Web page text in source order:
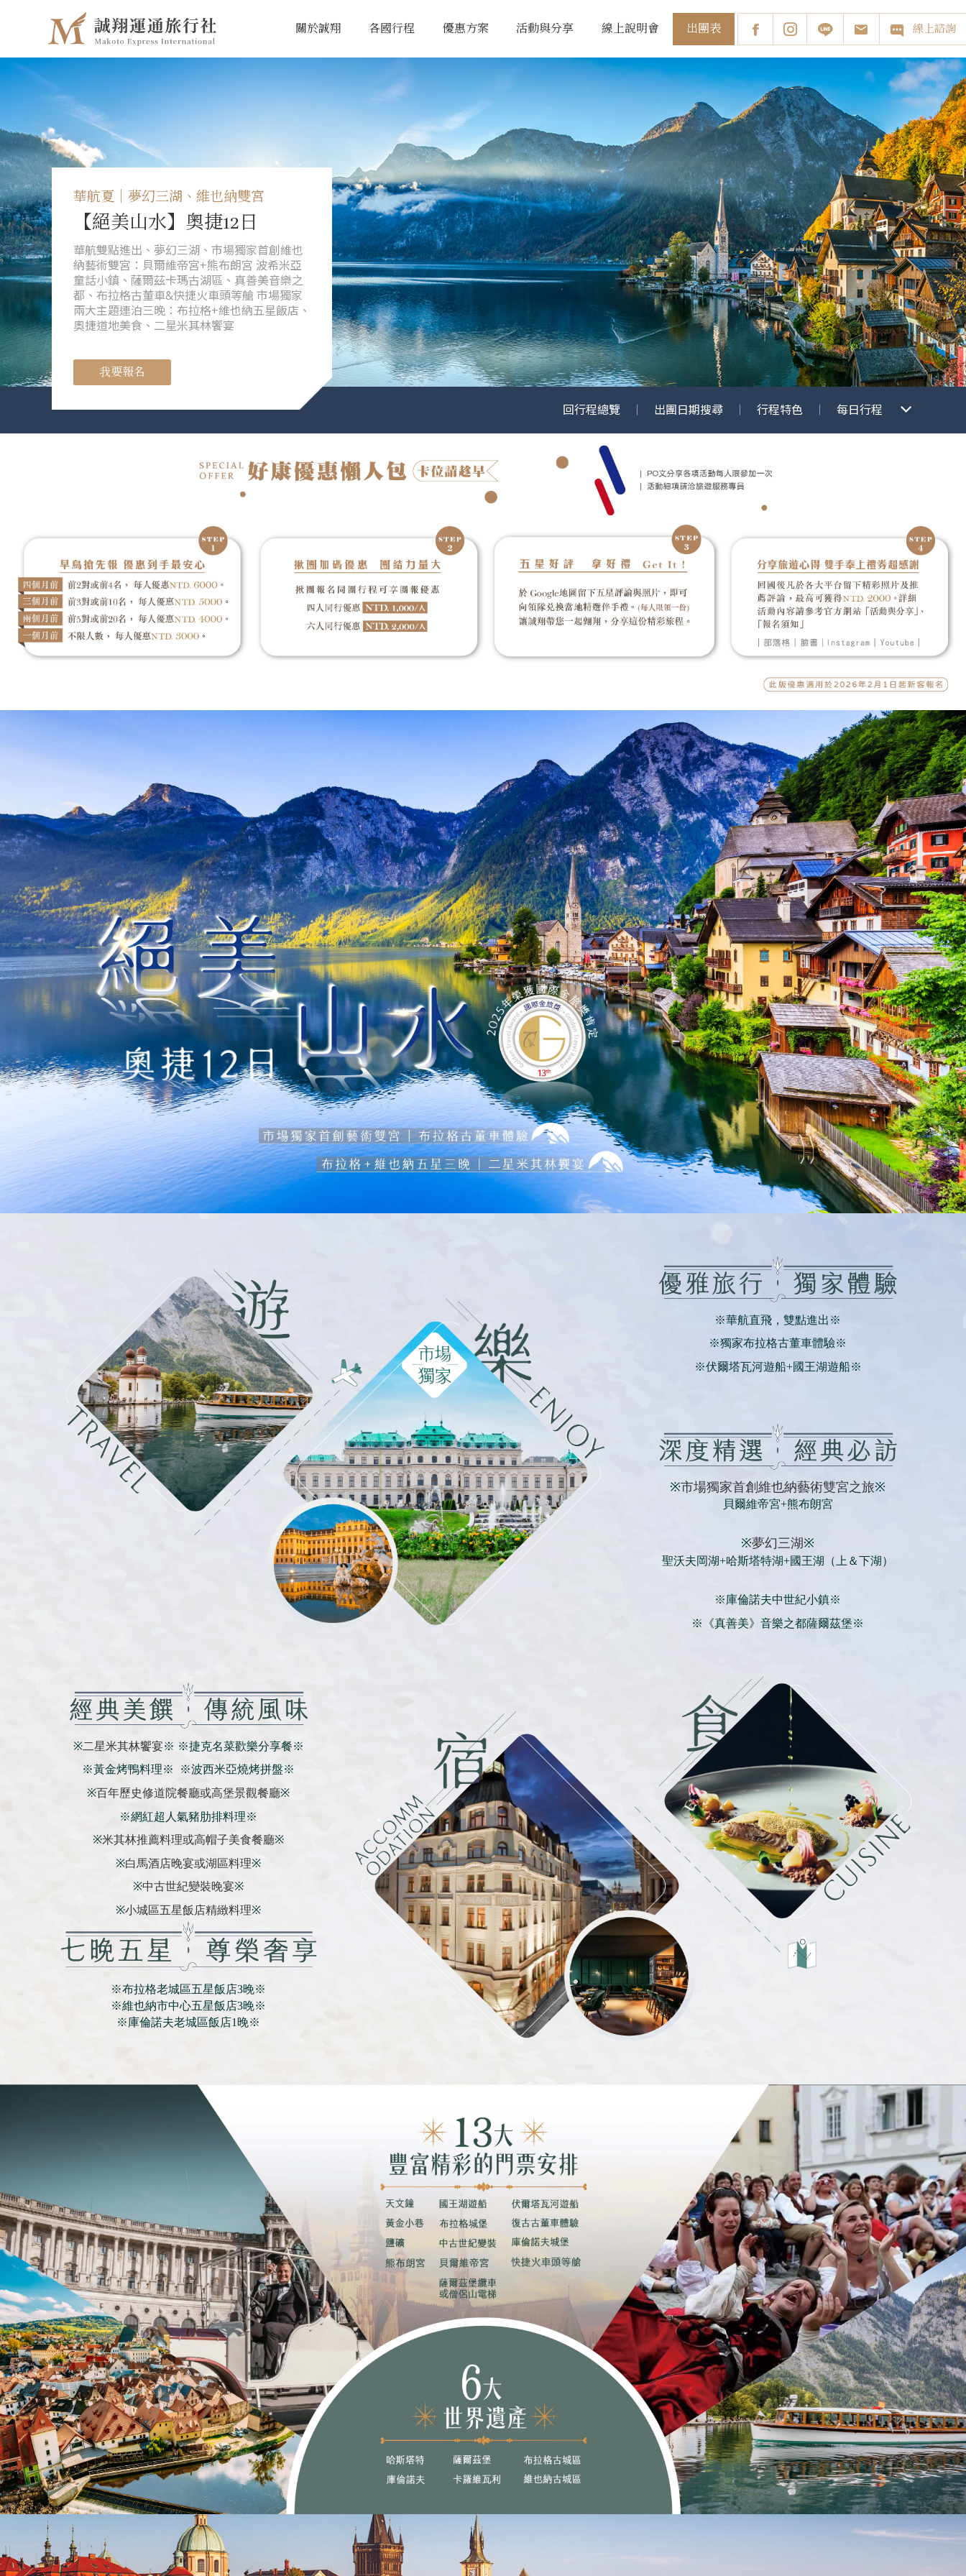
關於誠翔 各國行程 優惠方案 活動與分享 線上說明會 出團表 線上諮詢
回行程總覽 出團日期搜尋 行程特色
華航夏｜夢幻三湖、維也納雙宮
【絕美山水】奧捷12日
華航雙點進出、夢幻三湖、市場獨家首創維也
納藝術雙宮：貝爾維帝宮+熊布朗宮 波希米亞
童話小鎮、薩爾茲卡瑪古湖區、真善美音樂之
都、布拉格古董車&快捷火車頭等艙 市場獨家
兩大主題連泊三晚：布拉格+維也納五星飯店、
奧捷道地美食、二星米其林饗宴
我要報名
※華航直飛，雙點進出※
※獨家布拉格古董車體驗※
※伏爾塔瓦河遊船+國王湖遊船※
※市場獨家首創維也納藝術雙宮之旅※
貝爾維帝宮+熊布朗宮
※夢幻三湖※
聖沃夫岡湖+哈斯塔特湖+國王湖（上＆下湖）
※庫倫諾夫中世紀小鎮※
※《真善美》音樂之都薩爾茲堡※
※二星米其林饗宴※ ※捷克名菜歡樂分享餐※
※黃金烤鴨料理※ ※波西米亞燒烤拼盤※
※百年歷史修道院餐廳或高堡景觀餐廳※
※網紅超人氣豬肋排料理※
※米其林推薦料理或高帽子美食餐廳※
※白馬酒店晚宴或湖區料理※
※中古世紀變裝晚宴※
※小城區五星飯店精緻料理※
※布拉格老城區五星飯店3晚※
※維也納市中心五星飯店3晚※
※庫倫諾夫老城區飯店1晚※